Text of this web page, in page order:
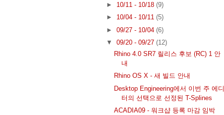
► 10/11 - 10/18 (9)
► 10/04 - 10/11 (5)
► 09/27 - 10/04 (6)
▼ 09/20 - 09/27 (12)
Rhino 4.0 SR7 릴리스 후보 (RC) 1 안
내
Rhino OS X - 새 빌드 안내
Desktop Engineering에서 이번 주 에디
터의 선택으로 선정된 T-Splines
ACADIA09 - 워크샵 등록 마감 임박